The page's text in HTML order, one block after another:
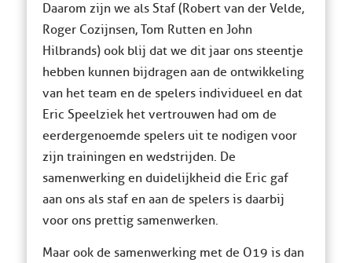
Daarom zijn we als Staf (Robert van der Velde,
Roger Cozijnsen, Tom Rutten en John
Hilbrands) ook blij dat we dit jaar ons steentje
hebben kunnen bijdragen aan de ontwikkeling
van het team en de spelers individueel en dat
Eric Speelziek het vertrouwen had om de
eerdergenoemde spelers uit te nodigen voor
zijn trainingen en wedstrijden. De
samenwerking en duidelijkheid die Eric gaf
aan ons als staf en aan de spelers is daarbij
voor ons prettig samenwerken.
Maar ook de samenwerking met de O19 is dan